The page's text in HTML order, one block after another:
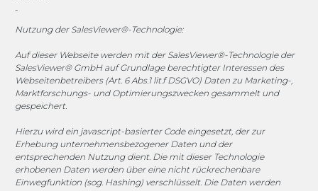
-
Nutzung der SalesViewer®-Technologie:
Auf dieser Webseite werden mit der SalesViewer®-Technologie der
SalesViewer® GmbH auf Grundlage berechtigter Interessen des
Webseitenbetreibers (Art. 6 Abs.1 lit.f DSGVO) Daten zu Marketing-,
Marktforschungs- und Optimierungszwecken gesammelt und
gespeichert.
Hierzu wird ein javascript-basierter Code eingesetzt, der zur
Erhebung unternehmensbezogener Daten und der
entsprechenden Nutzung dient. Die mit dieser Technologie
erhobenen Daten werden über eine nicht rückrechenbare
Einwegfunktion (sog. Hashing) verschlüsselt. Die Daten werden
Fr. 08:00 - 15:00 Uhr
Sponsoring
1. FC Monheim
COOKIE-RICHTLINIE (EU)